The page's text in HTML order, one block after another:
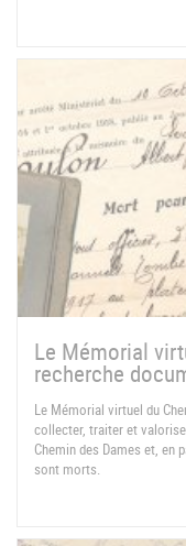
Le Mémorial
recherche
Le Mémorial virtuel du
collecter, traiter et
Chemin des Dames et, en
sont morts.